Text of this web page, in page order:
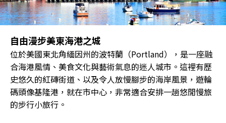
自由漫步美東海港之城
位於美國東北角緬因州的波特蘭（Portland），是一座融
合海港風情、美食文化與藝術氣息的迷人城市。這裡有歷
史悠久的紅磚街道、以及令人放慢腳步的海岸風景，遊輪
碼頭像基隆港，就在市中心，非常適合安排一趟悠閒慢旅
的步行小旅行。